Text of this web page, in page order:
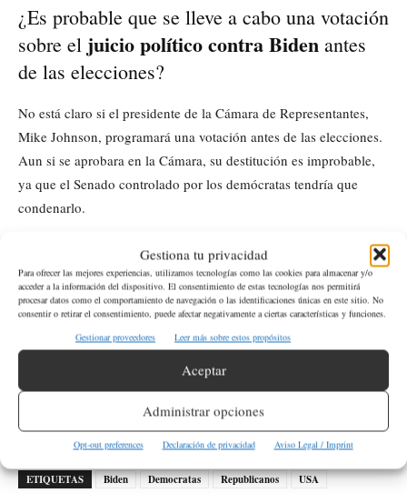
Gestiona tu privacidad
Para ofrecer las mejores experiencias, utilizamos tecnologías como las cookies para almacenar y/o
acceder a la información del dispositivo. El consentimiento de estas tecnologías nos permitirá
procesar datos como el comportamiento de navegación o las identificaciones únicas en este sitio. No
consentir o retirar el consentimiento, puede afectar negativamente a ciertas características y funciones.
Gestionar proveedores
Leer más sobre estos propósitos
Aceptar
Administrar opciones
Opt-out preferences Declaración de privacidad Aviso Legal / Imprint
¿Es probable que se lleve a cabo una votación
sobre el juicio político contra Biden antes
de las elecciones?
No está claro si el presidente de la Cámara de Representantes,
Mike Johnson, programará una votación antes de las elecciones.
Aun si se aprobara en la Cámara, su destitución es improbable,
ya que el Senado controlado por los demócratas tendría que
condenarlo.
¿Qué otros precedentes deimpeachment
presidencialse mencionan?
expresidente Donald Trump, ambos resultando en absolución por
parte del Senado, y el rápido desestimiento de un proceso de
juicio políticocontra Alejandro Mayorkas, secretario de
Seguridad Nacional de Biden.
ETIQUETAS Biden Democratas Republicanos USA